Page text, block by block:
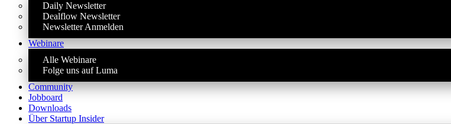
Daily Newsletter
Dealflow Newsletter
Newsletter Anmelden
Webinare
Alle Webinare
Folge uns auf Luma
Community
Jobboard
Downloads
Über Startup Insider